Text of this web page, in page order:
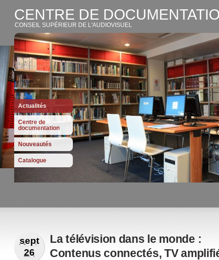
CENTRE DE
CONSEIL SUPÉRIEUR DE L'AUDIOVISUEL
Actualités
Centre de
documentation
Nouveautés
Catalogue
sept
26
La télévision dans le monde :
Contenus connectés, TV